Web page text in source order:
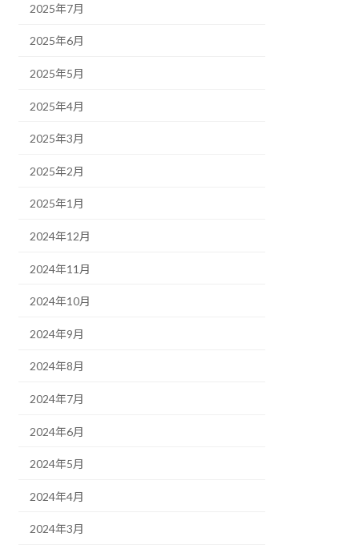
2025年7月
2025年6月
2025年5月
2025年4月
2025年3月
2025年2月
2025年1月
2024年12月
2024年11月
2024年10月
2024年9月
2024年8月
2024年7月
2024年6月
2024年5月
2024年4月
2024年3月